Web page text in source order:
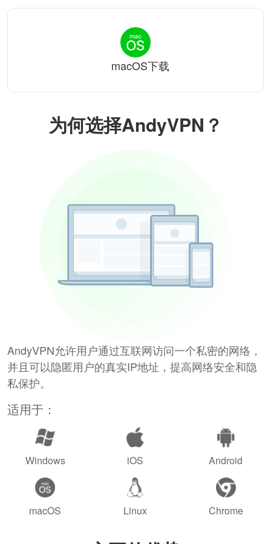
为何选择AndyVPN？
AndyVPN允许用户通过互联网访问一个私密的网络，
并且可以隐匿用户的真实IP地址，提高网络安全和隐
私保护。
适用于：
Windows iOS Android
macOS Linux Chrome
macOS下载